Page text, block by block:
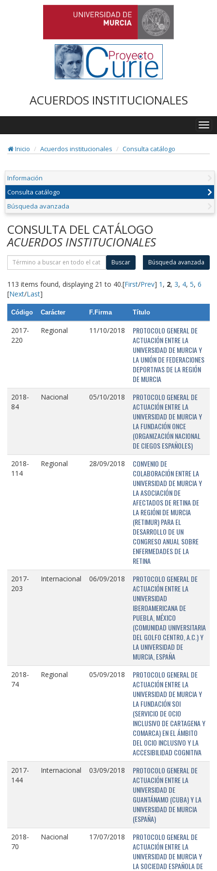
ACUERDOS INSTITUCIONALES
Inicio
Acuerdos institucionales Consulta catálogo
Información
Consulta catálogo
Búsqueda avanzada
CONSULTA DEL CATÁLOGO
ACUERDOS INSTITUCIONALES
Buscar Búsqueda avanzada
113 items found, displaying 21 to 40.[First/Prev] 1 , 2, 3, 4, 5, 6
[Next/Last]
Código Carácter F.Firma Título
2017-
220
Regional 11/10/2018
PROTOCOLO GENERAL DE
ACTUACIÓN ENTRE LA
UNIVERSIDAD DE MURCIA Y
LA UNIÓN DE FEDERACIONES
DEPORTIVAS DE LA REGIÓN
DE MURCIA
2018-
84
Nacional 05/10/2018
PROTOCOLO GENERAL DE
ACTUACIÓN ENTRE LA
UNIVERSIDAD DE MURCIA Y
LA FUNDACIÓN ONCE
(ORGANIZACIÓN NACIONAL
DE CIEGOS ESPAÑOLES)
2018-
114
Regional 28/09/2018
CONVENIO DE
COLABORACIÓN ENTRE LA
UNIVERSIDAD DE MURCIA Y
LA ASOCIACIÓN DE
AFECTADOS DE RETINA DE
LA REGIÓNI DE MURCIA
(RETIMUR) PARA EL
DESARROLLO DE UN
CONGRESO ANUAL SOBRE
ENFERMEDADES DE LA
RETINA
2017-
203
Internacional 06/09/2018
PROTOCOLO GENERAL DE
ACTUACIÓN ENTRE LA
UNIVERSIDAD
IBEROAMERICANA DE
PUEBLA, MÉXICO
(COMUNIDAD UNIVERSITARIA
DEL GOLFO CENTRO, A.C.) Y
LA UNIVERSIDAD DE
MURCIA, ESPAÑA
2018-
74
Regional 05/09/2018
PROTOCOLO GENERAL DE
ACTUACIÓN ENTRE LA
UNIVERSIDAD DE MURCIA Y
LA FUNDACIÓN SOI
(SERVICIO DE OCIO
INCLUSIVO DE CARTAGENA Y
COMARCA) EN EL ÁMBITO
DEL OCIO INCLUSIVO Y LA
ACCESIBILIDAD COGNITIVA
2017-
144
Internacional 03/09/2018
PROTOCOLO GENERAL DE
ACTUACIÓN ENTRE LA
UNIVERSIDAD DE
GUANTÁNAMO (CUBA) Y LA
UNIVERSIDAD DE MURCIA
(ESPAÑA)
2018-
70
Nacional 17/07/2018
PROTOCOLO GENERAL DE
ACTUACIÓN ENTRE LA
UNIVERSIDAD DE MURCIA Y
LA SOCIEDAD ESPAÑOLA DE